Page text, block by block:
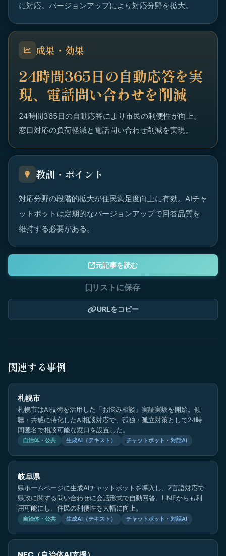
に対応。バージョンアップにより対応分野を拡大。
成果・効果
24時間365日の自動応答を実
現、電話問い合わせを削減
24時間365日の自動応答により市民の利便性が向上。
窓口対応の負荷軽減と電話問い合わせ削減を実現。
教訓・ポイント
対応分野の段階的拡大が住民満足度向上に有効。AIチャ
ットボットは定期的なバージョンアップで回答品質を
維持する必要がある。
元記事を読む
リストに保存
URLをコピー
関連する事例
札幌市
札幌市はAI技術を活用した「お悩み相談」実証実験を開始。傾
聴・共感に特化したAI相談対応で、孤独・孤立対策として24時
間匿名で相談可能な窓口を設置した。
自治体・公共 生成AI（テキスト） チャットボット・対話AI
岐阜県
県ホームページに生成AIチャットボットを導入し、7言語対応で
県政に関する問い合わせに会話形式で自動回答。LINEからも利
用可能にし、住民の利便性を大幅に向上。
自治体・公共 生成AI（テキスト） チャットボット・対話AI